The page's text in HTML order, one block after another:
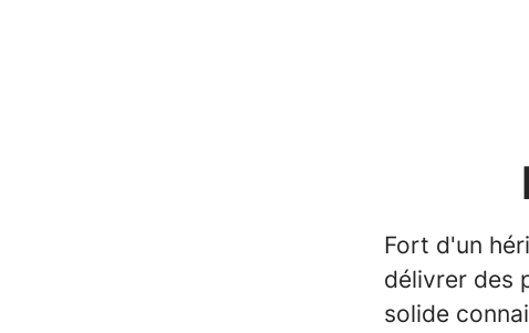
Fort d'un
délivrer des
solide